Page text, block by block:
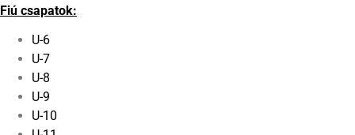
Fiú csapatok:
U-6
U-7
U-8
U-9
U-10